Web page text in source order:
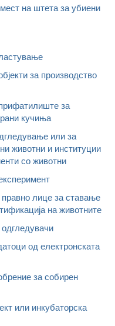
на штета за убиени
за производство
за
кучиња
или за
животни и институции
со животни
лице за ставање
на животните
од електронската
за собирен
или инкубаторска